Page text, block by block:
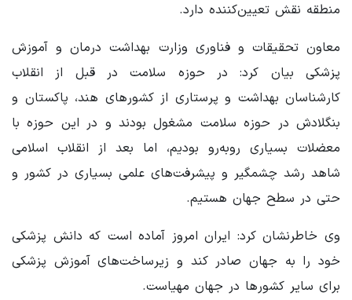
منطقه نقش تعیین‌کننده دارد.
معاون تحقیقات و فناوری وزارت بهداشت درمان و آموزش
پزشکی ‌بیان کرد: در حوزه سلامت در قبل از انقلاب
کارشناسان بهداشت و پرستاری از کشورهای هند، پاکستان و
بنگلادش در حوزه سلامت مشغول بودند و در این حوزه با
معضلات بسیاری روبه‌رو بودیم، اما بعد از انقلاب اسلامی
شاهد رشد چشمگیر و پیشرفت‌های علمی بسیاری در کشور و
حتی در سطح جهان هستیم.
وی خاطرنشان کرد: ایران امروز آماده است که دانش پزشکی
خود را به جهان صادر کند و زیرساخت‌های آموزش پزشکی
برای سایر کشورها در جهان مهیاست.